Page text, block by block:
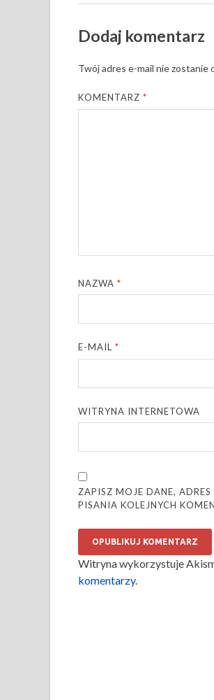
Dodaj komentarz
Twój adres e-mail nie zostanie
KOMENTARZ*
NAZWA*
E-MAIL*
WITRYNA INTERNETOWA
ZAPISZ MOJE DANE,
PISANIA KOLEJNYCH
Witryna wykorzystuje
komentarzy.